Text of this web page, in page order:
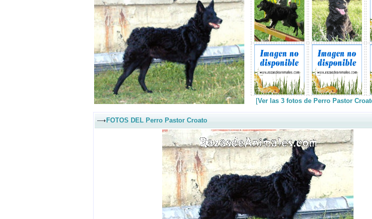
[Ver las 3 fotos de Perro Pastor
FOTOS DEL Perro Pastor Croato